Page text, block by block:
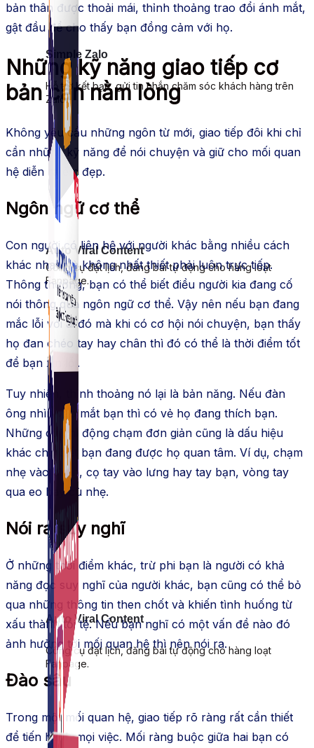
Auto Viral Content
Công cụ đặt lịch, đăng bài tự động cho hàng loạt
Fanpage.
Simple Zalo
Hỗ trợ kết bạn, gửi tin nhắn chăm sóc khách hàng trên
Zalo.
Auto Viral Content
Công cụ đặt lịch, đăng bài tự động cho hàng loạt
Fanpage.
bản thân được thoải mái, thỉnh thoảng trao đổi ánh mắt,
gật đầu để cho thấy bạn đồng cảm với họ.
Những kỹ năng giao tiếp cơ
bản cần nằm lòng
Không yêu cầu những ngôn từ mới, giao tiếp đôi khi chỉ
cần những kỹ năng để nói chuyện và giữ cho mối quan
hệ diễn ra êm đẹp.
Ngôn ngữ cơ thể
Con người có liên hệ với người khác bằng nhiều cách
khác nhau và không nhất thiết phải luôn trực tiếp.
Thông thường, bạn có thể biết điều người kia đang cố
nói thông qua ngôn ngữ cơ thể. Vậy nên nếu bạn đang
mắc lỗi với ai đó mà khi có cơ hội nói chuyện, bạn thấy
họ đan chéo tay hay chân thì đó có thể là thời điểm tốt
để bạn xin lỗi.
Tuy nhiên, thỉnh thoảng nó lại là bản năng. Nếu đàn
ông nhìn vào mắt bạn thì có vẻ họ đang thích bạn.
Những cử chỉ động chạm đơn giản cũng là dấu hiệu
khác cho biết bạn đang được họ quan tâm. Ví dụ, chạm
nhẹ vào chân, cọ tay vào lưng hay tay bạn, vòng tay
qua eo hay cù nhẹ.
Nói ra suy nghĩ
Ở những thời điểm khác, trừ phi bạn là người có khả
năng đọc suy nghĩ của người khác, bạn cũng có thể bỏ
qua những thông tin then chốt và khiến tình huống từ
xấu thành tồi tệ. Nếu bạn nghĩ có một vấn đề nào đó
ảnh hưởng tới mối quan hệ thì nên nói ra.
Đào sâu
Trong một mối quan hệ, giao tiếp rõ ràng rất cần thiết
để tiến hành mọi việc. Mối ràng buộc giữa hai bạn có